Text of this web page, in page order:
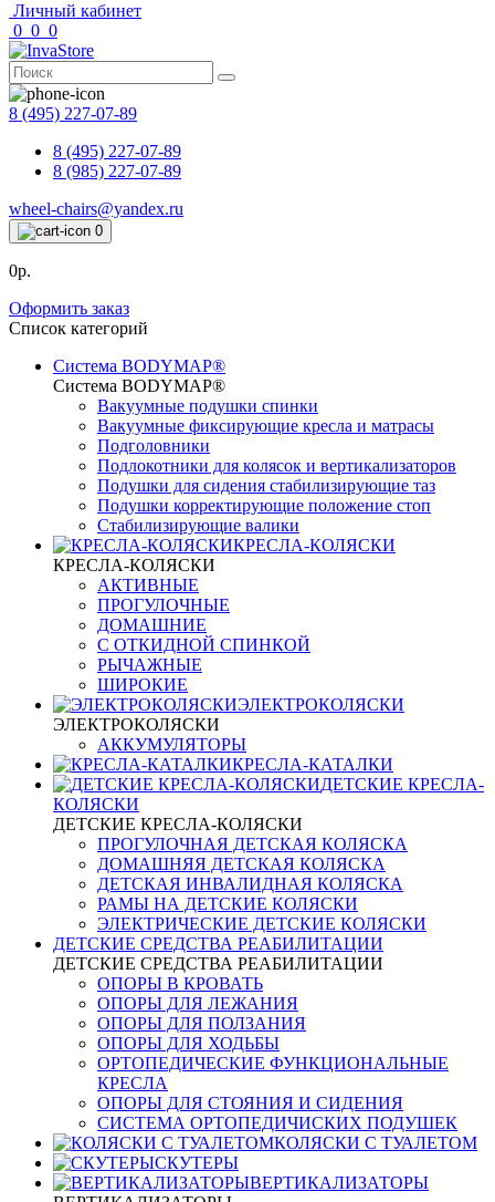
Личный кабинет
0 0 0
8 (495) 227-07-89
8 (495) 227-07-89
8 (985) 227-07-89
wheel-chairs@yandex.ru
0
0р.
Оформить заказ
Список категорий
Система BODYMAP®
Система BODYMAP®
Вакуумные подушки спинки
Вакуумные фиксирующие кресла и матрасы
Подголовники
Подлокотники для колясок и вертикализаторов
Подушки для сидения стабилизирующие таз
Подушки корректирующие положение стоп
Стабилизирующие валики
КРЕСЛА-КОЛЯСКИ
КРЕСЛА-КОЛЯСКИ
АКТИВНЫЕ
ПРОГУЛОЧНЫЕ
ДОМАШНИЕ
С ОТКИДНОЙ СПИНКОЙ
РЫЧАЖНЫЕ
ШИРОКИЕ
ЭЛЕКТРОКОЛЯСКИ
ЭЛЕКТРОКОЛЯСКИ
АККУМУЛЯТОРЫ
КРЕСЛА-КАТАЛКИ
ДЕТСКИЕ КРЕСЛА-
КОЛЯСКИ
ДЕТСКИЕ КРЕСЛА-КОЛЯСКИ
ПРОГУЛОЧНАЯ ДЕТСКАЯ КОЛЯСКА
ДОМАШНЯЯ ДЕТСКАЯ КОЛЯСКА
ДЕТСКАЯ ИНВАЛИДНАЯ КОЛЯСКА
РАМЫ НА ДЕТСКИЕ КОЛЯСКИ
ЭЛЕКТРИЧЕСКИЕ ДЕТСКИЕ КОЛЯСКИ
ДЕТСКИЕ СРЕДСТВА РЕАБИЛИТАЦИИ
ДЕТСКИЕ СРЕДСТВА РЕАБИЛИТАЦИИ
ОПОРЫ В КРОВАТЬ
ОПОРЫ ДЛЯ ЛЕЖАНИЯ
ОПОРЫ ДЛЯ ПОЛЗАНИЯ
ОПОРЫ ДЛЯ ХОДЬБЫ
ОРТОПЕДИЧЕСКИЕ ФУНКЦИОНАЛЬНЫЕ
КРЕСЛА
ОПОРЫ ДЛЯ СТОЯНИЯ И СИДЕНИЯ
СИСТЕМА ОРТОПЕДИЧИСКИХ ПОДУШЕК
КОЛЯСКИ С ТУАЛЕТОМ
СКУТЕРЫ
ВЕРТИКАЛИЗАТОРЫ